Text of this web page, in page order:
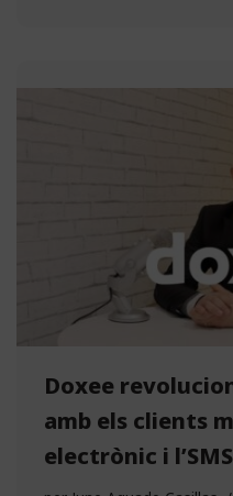
Doxee
amb els clients
electrònic i